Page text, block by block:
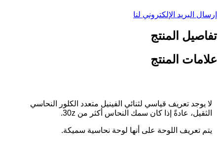
إرسال البريد الإلكتروني لنا
تفاصيل المنتج
علامات المنتج
لا يوجد تعريف قياسي لثنائي الفينيل متعدد الكلور النحاسي
الثقيل، عادةً إذا كان سمك النحاس أكثر من 30z.
يتم تعريف اللوحة على أنها لوحة نحاسية سميكة.